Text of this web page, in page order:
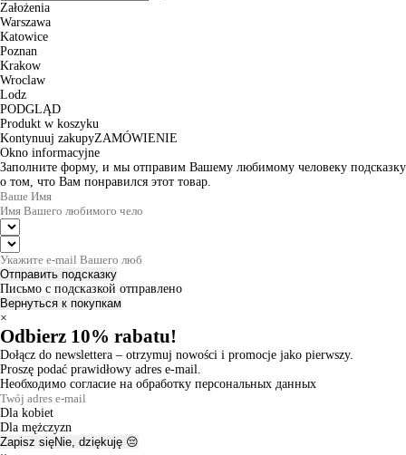
Założenia
Warszawa
Katowice
Poznan
Krakow
Wroclaw
Lodz
PODGLĄD
Produkt w koszyku
Kontynuuj zakupyZAMÓWIENIE
Okno informacyjne
Заполните форму, и мы отправим Вашему любимому человеку подсказку
о том, что Вам понравился этот товар.
Отправить подсказку
Письмо с подсказкой отправлено
Вернуться к покупкам
×
Odbierz 10% rabatu!
Dołącz do newslettera – otrzymuj nowości i promocje jako pierwszy.
Proszę podać prawidłowy adres e-mail.
Необходимо согласие на обработку персональных данных
Dla kobiet
Dla mężczyzn
Zapisz sięNie, dziękuję 😔